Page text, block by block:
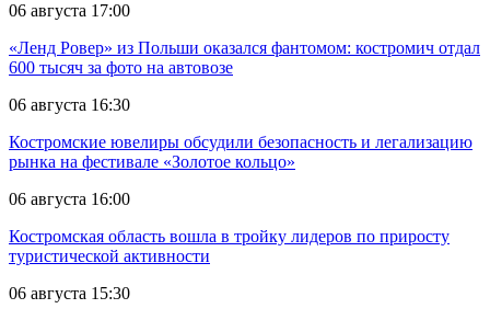
06 августа 17:00
«Ленд Ровер» из Польши оказался фантомом: костромич отдал
600 тысяч за фото на автовозе
06 августа 16:30
Костромские ювелиры обсудили безопасность и легализацию
рынка на фестивале «Золотое кольцо»
06 августа 16:00
Костромская область вошла в тройку лидеров по приросту
туристической активности
06 августа 15:30